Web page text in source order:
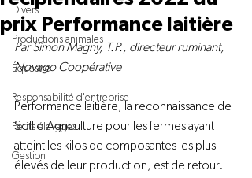
Divers
Productions animales
Équestre
Responsabilité d'entreprise
Petits élevages
Gestion
prix Performance laitière
Par Simon Magny, T.P., directeur ruminant,
Novago Coopérative
Performance laitière, la reconnaissance de
Sollio Agriculture pour les fermes ayant
atteint les kilos de composantes les plus
élevés de leur production, est de retour.